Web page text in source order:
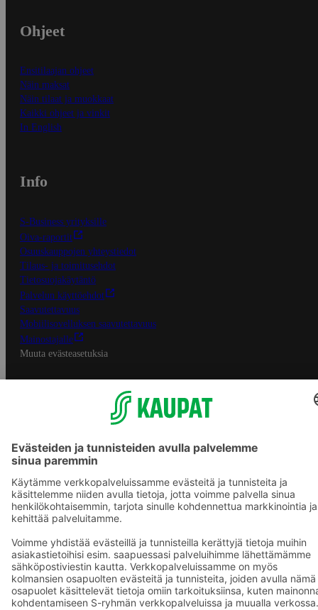
Ohjeet
Ensitilaajan ohjeet
Näin maksat
Näin tilaat ja muokkaat
Kaikki ohjeet ja vinkit
In English
Info
S-Business yrityksille
Oiva-raportit
Osuuskauppojen yhteystiedot
Tilaus- ja toimitusehdot
Tietosuojakäytäntö
Palvelun käyttöehdot
Saavutettavuus
Mobiilisovelluksen saavutettavuus
Mainostajalle
Muuta evästeasetuksia
S-ryhmän palvelut
S-ryhmä
Asiakasomistajuus
Yhteishyvä Ruoka -sovellus
S-ostoslista -sovellus
Prisma.fi
Sokos.fi
S-Pankki
Yhteishyvä
Sokos Hotels
Raflaamo